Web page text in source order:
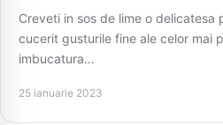
Creveti in sos de lime o
cucerit gusturile fine ale celor mai
imbucatura…
25 ianuarie 2023